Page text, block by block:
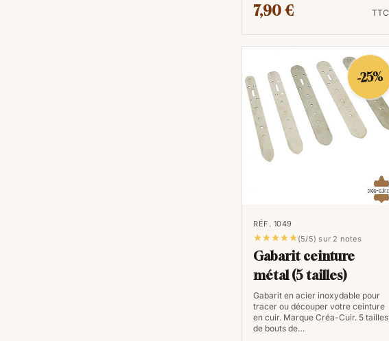
7,90 € TTC
-25%
RÉF. 1049
(5/5) sur 2 notes
Gabarit ceinture
métal (5 tailles)
Gabarit en acier inoxydable pour
tracer ou découper votre ceinture
en cuir. Marque Créa-Cuir. 5 tailles
de bouts de…